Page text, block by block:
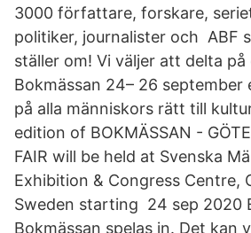
3000 författare, forskare,
politiker, journalister och ABF
ställer om! Vi väljer att delta på
Bokmässan 24– 26
på alla människors rätt till
edition of BOKMÄSSAN -
FAIR will be held at Svenska
Exhibition & Congress Centre,
Sweden starting 24 sep 2020
Bokmässan spelas in. Det kan